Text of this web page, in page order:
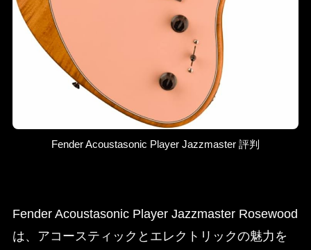
Fender Acoustasonic Player Jazzmaster 評判
Fender Acoustasonic Player Jazzmaster Rosewood
は、アコースティックとエレクトリックの魅力を